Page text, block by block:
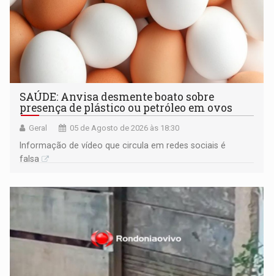
SAÚDE: Anvisa desmente boato sobre
presença de plástico ou petróleo em ovos
Geral 05 de Agosto de 2026 às 18:30
Informação de vídeo que circula em redes sociais é
falsa